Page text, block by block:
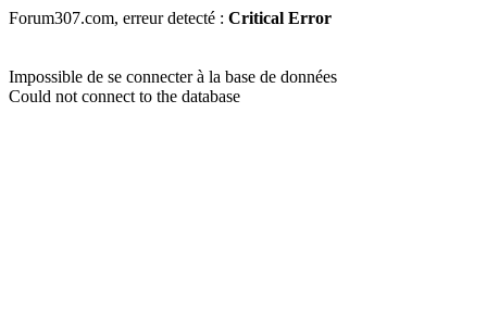
Forum307.com, erreur detecté : Critical Error
Impossible de se connecter à la base de données
Could not connect to the database